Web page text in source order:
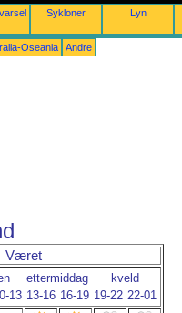
Sykloner Lyn
Oseania Andre
Været
ettermiddag
kveld
13 13-16 16-19 19-22 22-01